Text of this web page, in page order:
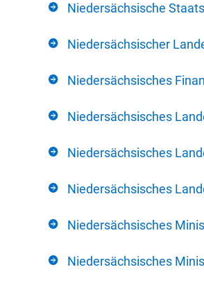
Niedersächsische
Niedersächsischer
Niedersächsisches
Niedersächsisches
Niedersächsisches
Niedersächsisches
Niedersächsisches
Niedersächsisches